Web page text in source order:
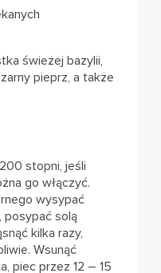
świeżej bazylii,
pieprz, a także
stopni, jeśli
go włączyć.
wysypać
posypać solą
kilka razy,
Wsunąć
piec przez 12 – 15